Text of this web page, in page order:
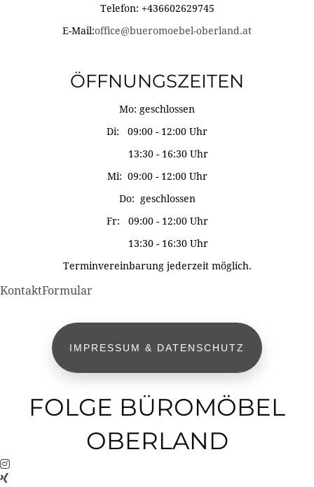
Telefon: +436602629745
E-Mail:office@bueromoebel-oberland.at
ÖFFNUNGSZEITEN
Mo: geschlossen
Di: 09:00 - 12:00 Uhr
13:30 - 16:30 Uhr
Mi: 09:00 - 12:00 Uhr
Do: geschlossen
Fr: 09:00 - 12:00 Uhr
13:30 - 16:30 Uhr
Terminvereinbarung jederzeit möglich.
KontaktFormular
IMPRESSUM & DATENSCHUTZ
FOLGE BÜROMÖBEL
OBERLAND